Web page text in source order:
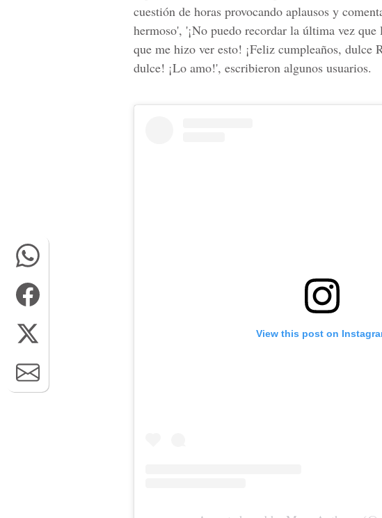
cuestión de horas provocando aplausos y
hermoso', '¡No puedo recordar la última vez
que me hizo ver esto! ¡Feliz cumpleaños, dulce
dulce! ¡Lo amo!', escribieron algunos usuarios.
View this post on